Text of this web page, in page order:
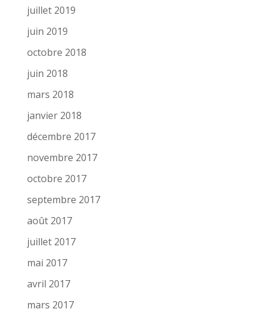
juillet 2019
juin 2019
octobre 2018
juin 2018
mars 2018
janvier 2018
décembre 2017
novembre 2017
octobre 2017
septembre 2017
août 2017
juillet 2017
mai 2017
avril 2017
mars 2017